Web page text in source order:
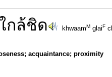
กล้ชิด khwaamM glaiF
acquaintance; proximity